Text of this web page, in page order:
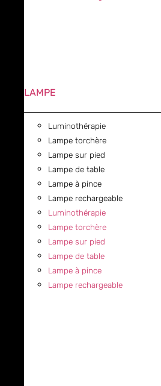
LAMPE
Luminothérapie
Lampe torchère
Lampe sur pied
Lampe de table
Lampe à pince
Lampe rechargeable
Luminothérapie
Lampe torchère
Lampe sur pied
Lampe de table
Lampe à pince
Lampe rechargeable